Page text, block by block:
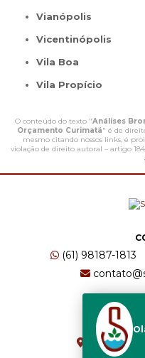
Vianópolis
Vicentinópolis
Vila Boa
Vila Propício
O conteúdo do texto "Análises
Orçamento Curimatá" é de
mesmo citando nossos links, é
violação de direito autoral – artigo
(61) 98187-1813
CRS 511
Brasília -